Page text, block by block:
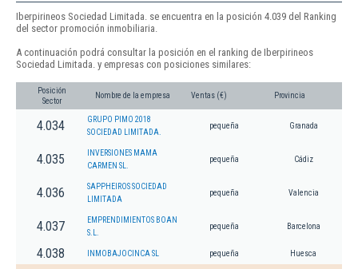
Iberpirineos Sociedad Limitada. se encuentra en la posición 4.039 del Ranking
del sector promoción inmobiliaria.
A continuación podrá consultar la posición en el ranking de Iberpirineos
Sociedad Limitada. y empresas con posiciones similares:
Posición
Sector
Nombre de la empresa Ventas (€) Provincia
4.034
GRUPO PIMO 2018
SOCIEDAD LIMITADA.
pequeña Granada
4.035
INVERSIONES MAMA
CARMEN SL.
pequeña Cádiz
4.036
SAPPHEIROS SOCIEDAD
LIMITADA
pequeña Valencia
4.037
EMPRENDIMIENTOS BOAN
S.L.
pequeña Barcelona
4.038 INMOBAJOCINCA SL pequeña Huesca